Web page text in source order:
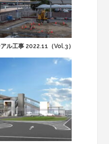
ル工事 2022.11（Vol.3）